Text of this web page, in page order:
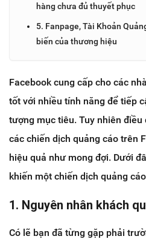
hàng chưa đủ thuyết phục
5. Fanpage, Tài Khoản
biến của thương hiệu
Facebook cung cấp cho các
tốt với nhiều tính năng để tiếp
tượng mục tiêu. Tuy nhiên
các chiến dịch quảng cáo trên
hiệu quả như mong đợi. Dưới
khiến một chiến dịch quảng
1. Nguyên nhân khách
Có lẽ bạn đã từng gặp phải